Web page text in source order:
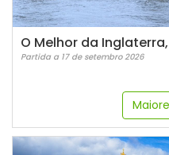
Partida a 17 de setembro 2026